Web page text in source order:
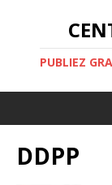
PUBLIEZ
DDPP